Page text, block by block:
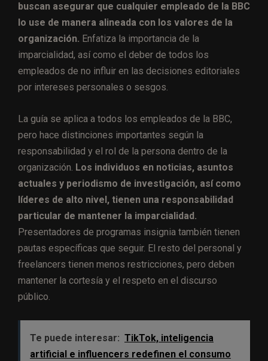
buscan asegurar que cualquier empleado de la BBC
lo use de manera alineada con los valores de la
organización. Enfatiza la importancia de la
imparcialidad, así como el deber de todos los
empleados de no influir en las decisiones editoriales
por intereses personales o sesgos.
La guía se aplica a todos los empleados de la BBC,
pero hace distinciones importantes según la
responsabilidad y el rol de la persona dentro de la
organización. Los individuos en noticias, asuntos
actuales y periodismo de investigación, así como
líderes de alto nivel, tienen una responsabilidad
particular de mantener la imparcialidad.
Presentadores de programas insignia también tienen
pautas específicas que seguir. El resto del personal y
freelancers tienen menos restricciones, pero deben
mantener la cortesía y el respeto en el discurso
público.
Te puede interesar: TikTok, inteligencia
artificial e influencers redefinen el consumo